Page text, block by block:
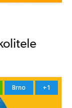
Brno +1